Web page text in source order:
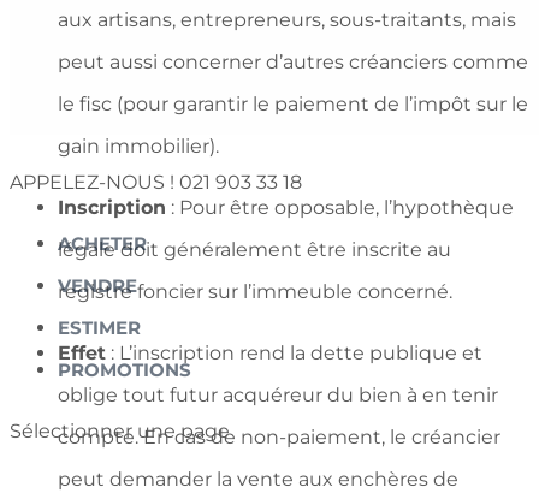
APPELEZ-NOUS ! 021 903 33 18
ACHETER
VENDRE
ESTIMER
PROMOTIONS
Sélectionner une page
aux artisans, entrepreneurs, sous-traitants, mais
peut aussi concerner d’autres créanciers comme
le fisc (pour garantir le paiement de l’impôt sur le
gain immobilier).
Inscription : Pour être opposable, l’hypothèque
légale doit généralement être inscrite au
registre foncier sur l’immeuble concerné.
Effet : L’inscription rend la dette publique et
oblige tout futur acquéreur du bien à en tenir
compte. En cas de non-paiement, le créancier
peut demander la vente aux enchères de